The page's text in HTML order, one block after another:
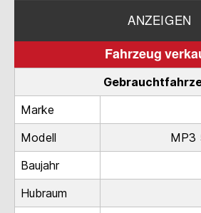
ANZEIGEN
Fahrzeug
Marke
Modell
MP3
Baujahr
Hubraum